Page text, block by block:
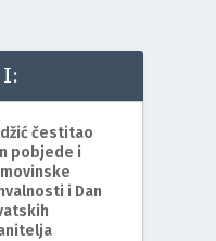
čestitao
pobjede i
i Dan